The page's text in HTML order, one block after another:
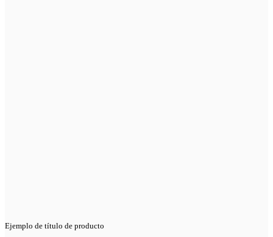
Ejemplo de título de producto